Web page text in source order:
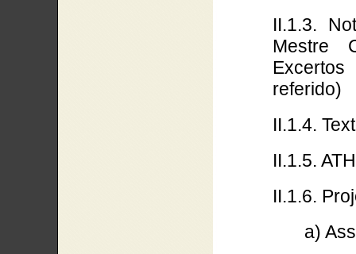
II.1.3.
Mestre
referido)
II.1.4.
II.1.5.
II.1.6.
a)